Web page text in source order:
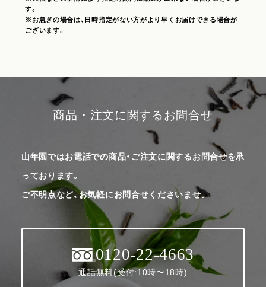
す。
※お急ぎの場合は、日時指定がない方がより早くお届けできる場合が
ございます。
商品・注文に関するお問合せ
山年園ではお電話での商品・ご注文に関するお問合せを承
っております。
ご不明点など、お気軽にお問合せくださいませ。
0120-22-4663
通話無料(受付:10時〜18時)